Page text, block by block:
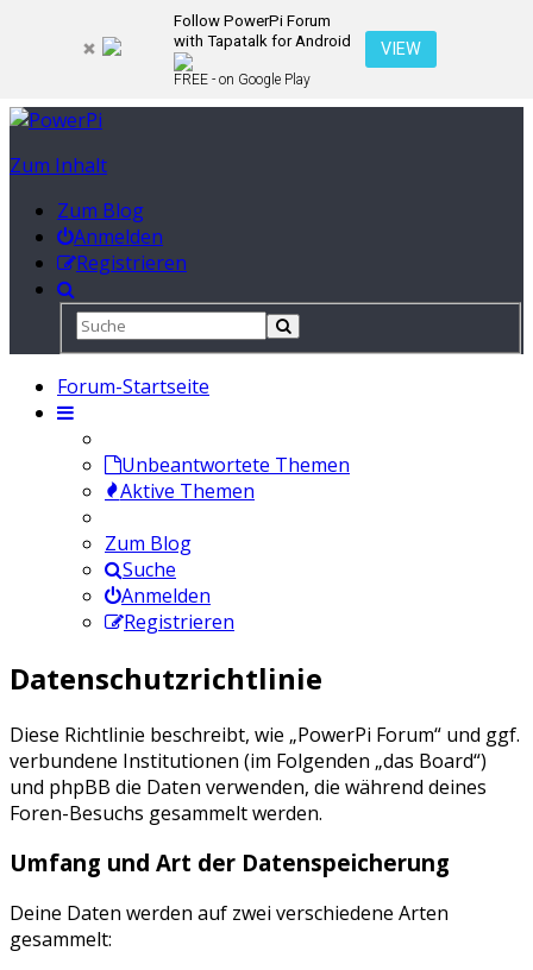
Follow PowerPi Forum
with Tapatalk for Android
FREE - on Google Play
VIEW
Zum Inhalt
Zum Blog
Anmelden
Registrieren
Forum-Startseite
Unbeantwortete Themen
Aktive Themen
Zum Blog
Suche
Anmelden
Registrieren
Datenschutzrichtlinie
Diese Richtlinie beschreibt, wie „PowerPi Forum“ und ggf.
verbundene Institutionen (im Folgenden „das Board“)
und phpBB die Daten verwenden, die während deines
Foren-Besuchs gesammelt werden.
Umfang und Art der Datenspeicherung
Deine Daten werden auf zwei verschiedene Arten
gesammelt: